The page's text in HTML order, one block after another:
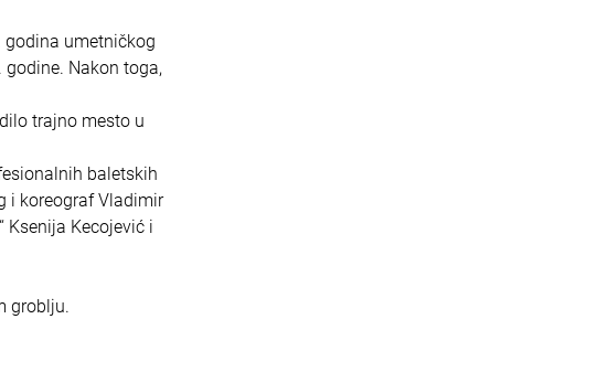
godina umetničkog
Nakon toga,
trajno mesto u
baletskih
i koreograf Vladimir
Ksenija Kecojević i
groblju.